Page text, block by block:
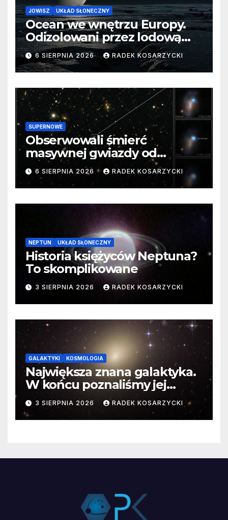
JOWISZ UKŁAD SŁONECZNY
Ocean we wnętrzu Europy.
Odizolowani przez lodową
barierę
6 SIERPNIA 2026 RADEK KOSARZYCKI
SUPERNOWE
Obserwowali śmierć
masywnej gwiazdy od
samego początku. Niezwykle
cenne dane
6 SIERPNIA 2026 RADEK KOSARZYCKI
NEPTUN UKŁAD SŁONECZNY
Historia księżyców Neptuna?
To skomplikowane
3 SIERPNIA 2026 RADEK KOSARZYCKI
GALAKTYKI KOSMOLOGIA
Największa znana galaktyka.
W końcu poznaliśmy jej
faktyczne wymiary
3 SIERPNIA 2026 RADEK KOSARZYCKI